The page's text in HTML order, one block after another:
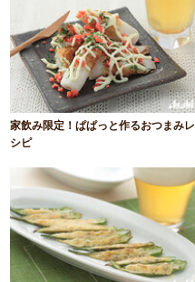
家飲み限定！ぱぱっと作るおつまみレ
シピ